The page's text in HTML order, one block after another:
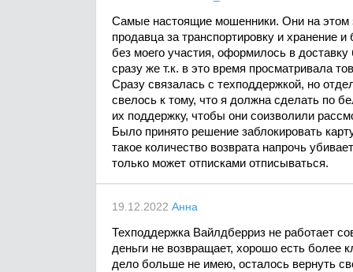
Самые настоящие мошенники. Они на этом
продавца за транспортировку и хранение
без моего участия, оформилось в
сразу же т.к. в это время просматривала
Сразу связалась с техподдержкой, но
свелось к тому, что я должна сделать по
их поддержку, чтобы они соизволили
Было принято решение заблокировать
такое количество возврата напрочь
только может отписками отписываться.
19.12.2022 Анна
Техподдержка Вайлдберриз не работает
деньги не возвращает, хорошо есть более
дело больше не имею, осталось вернуть